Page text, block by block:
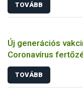
TOVÁBB
Új generációs
Coronavírus
TOVÁBB